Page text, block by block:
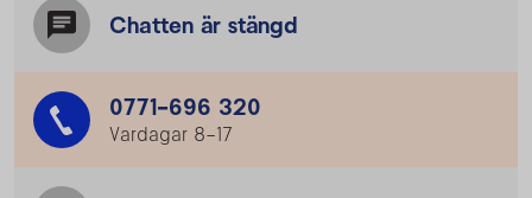
Chatten är stängd
0771-696 320
Vardagar 8–17